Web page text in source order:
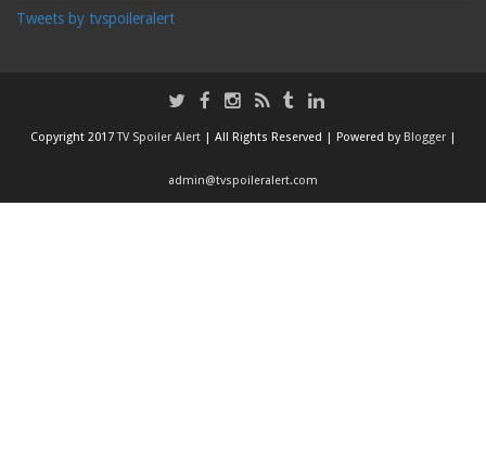
Tweets by tvspoileralert
Copyright 2017TV Spoiler Alert | All Rights Reserved | Powered by Blogger
admin@tvspoileralert.com